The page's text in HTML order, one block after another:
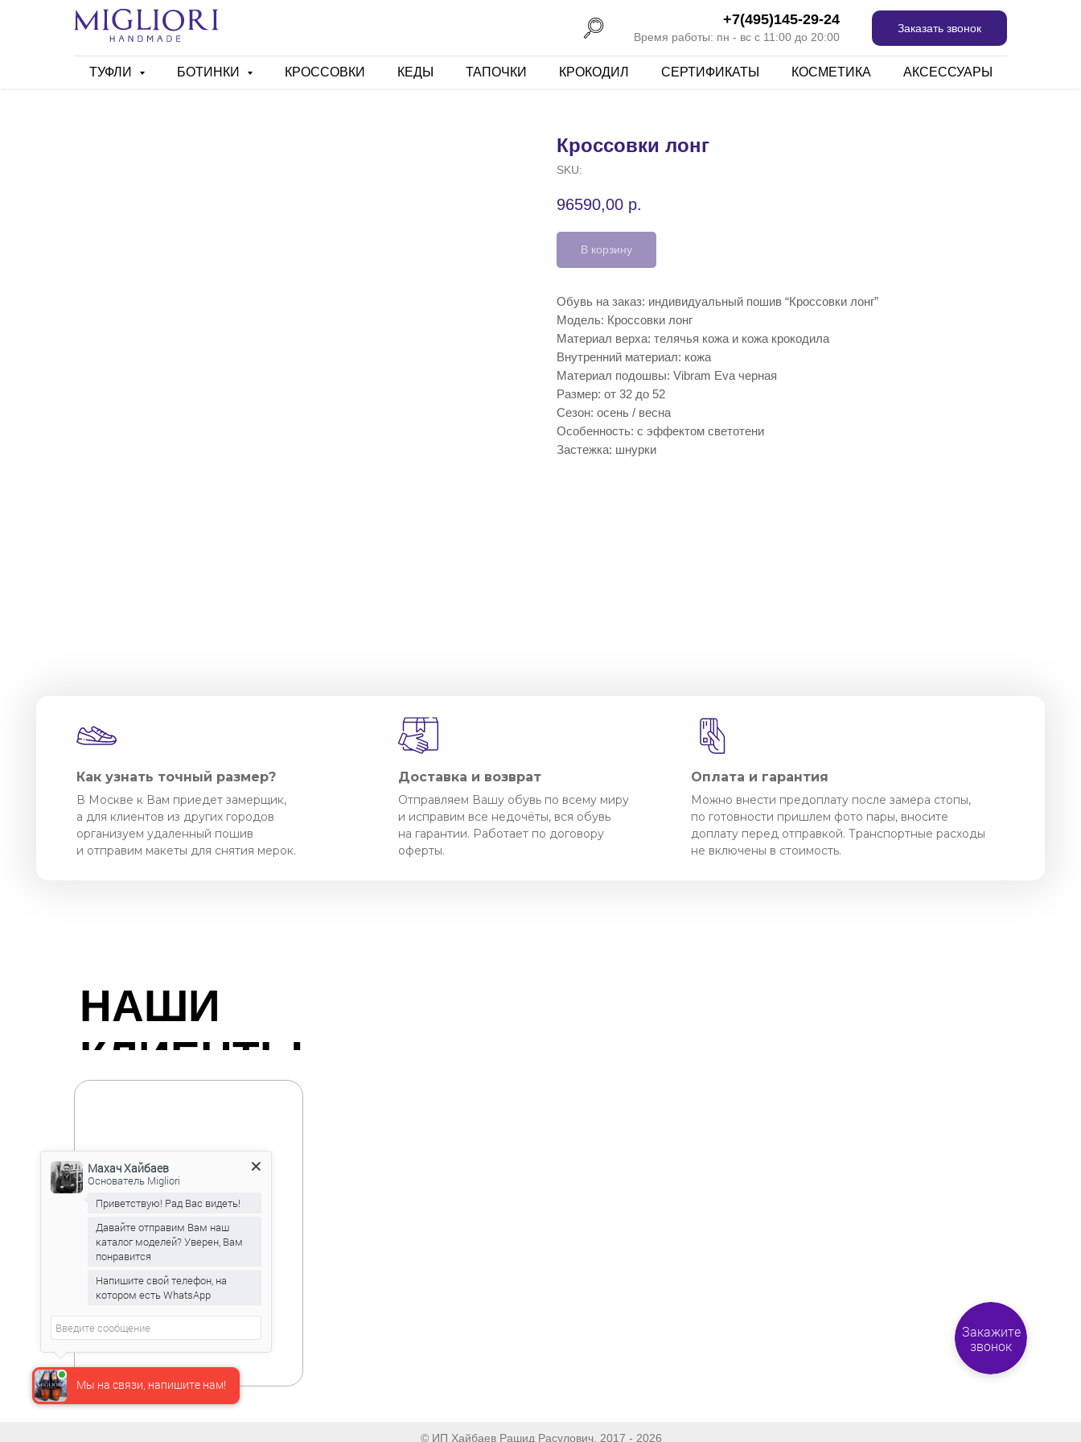
+7(495)145-29-24
Время работы: пн - вс с 11:00 до 20:00
Заказать звонок
ТУФЛИ БОТИНКИ КРОССОВКИ КЕДЫ ТАПОЧКИ КРОКОДИЛ СЕРТИФИКАТЫ КОСМЕТИКА АКСЕССУАРЫ
Кроссовки лонг
SKU:
96590,00 р.
В корзину
Обувь на заказ: индивидуальный пошив “Кроссовки лонг”
Модель: Кроссовки лонг
Материал верха: телячья кожа и кожа крокодила
Внутренний материал: кожа
Материал подошвы: Vibram Eva черная
Размер: от 32 до 52
Сезон: осень / весна
Особенность: с эффектом светотени
Застежка: шнурки
Доставка и возврат
В Москве к Вам приедет замерщик,
а для клиентов из других городов
организуем удаленный пошив
и отправим макеты для снятия мерок.
Как узнать точный размер?
Отправляем Вашу обувь по всему миру
и исправим все недочёты, вся обувь
на гарантии. Работает по договору
оферты.
Оплата и гарантия
Можно внести предоплату после замера стопы,
по готовности пришлем фото пары, вносите
доплату перед отправкой. Транспортные расходы
не включены в стоимость.
НАШИ
КЛИЕНТЫ
© ИП Хайбаев Рашид Расулович, 2017 - 2026
Закажите
звонок
Мы на связи, напишите нам!
Махач Хайбаев
Основатель Migliori
Приветствую! Рад Вас видеть!
Давайте отправим Вам наш
каталог моделей? Уверен, Вам
понравится
Напишите свой телефон, на
котором есть WhatsApp